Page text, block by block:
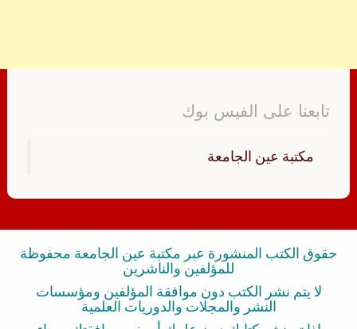
تابعنا على الفيس بوك
‏مكتبة عين الجامعة‏
حقوق الكتب المنشورة عبر مكتبة عين الجامعة محفوظة
للمؤلفين والناشرين
لا يتم نشر الكتب دون موافقة المؤلفين ومؤسسات
النشر والمجلات والدوريات العلمية